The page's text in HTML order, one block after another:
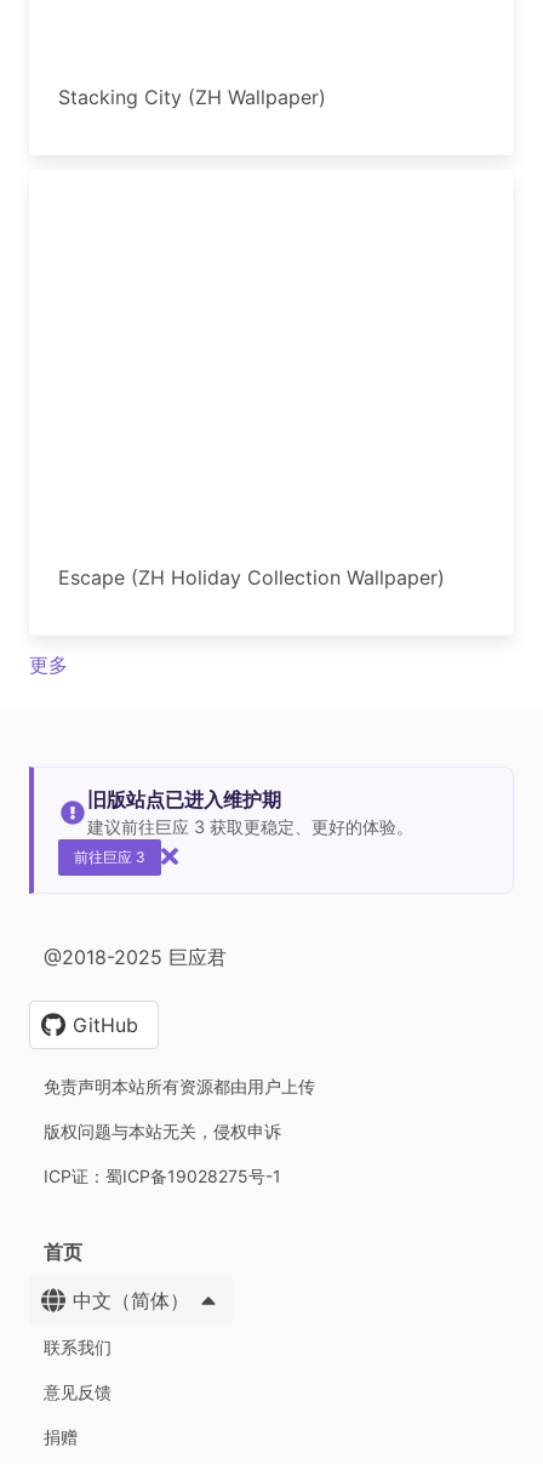
Stacking City (ZH Wallpaper)
Escape (ZH Holiday Collection Wallpaper)
更多
旧版站点已进入维护期
建议前往巨应 3 获取更稳定、更好的体验。
前往巨应 3
@2018-2025 巨应君
GitHub
免责声明本站所有资源都由用户上传
版权问题与本站无关，侵权申诉
ICP证：蜀ICP备19028275号-1
首页
中文（简体）
联系我们
意见反馈
捐赠